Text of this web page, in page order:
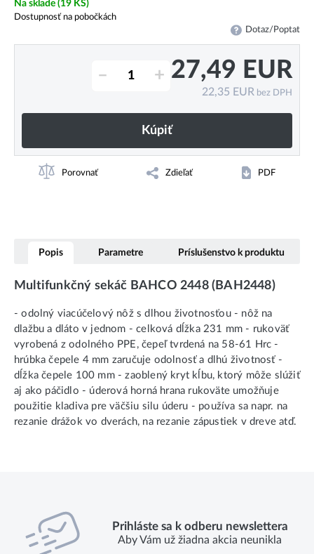
Na sklade (19 KS)
Dostupnosť na pobočkách
Dotaz/Poptat
– + 27,49 EUR
22,35 EUR bez DPH
Kúpiť
Porovnať Zdieľať PDF
Popis Parametre Príslušenstvo k produktu
Multifunkčný sekáč BAHCO 2448 (BAH2448)
- odolný viacúčelový nôž s dlhou životnosťou - nôž na
dlažbu a dláto v jednom - celková dĺžka 231 mm - rukoväť
vyrobená z odolného PPE, čepeľ tvrdená na 58-61 Hrc -
hrúbka čepele 4 mm zaručuje odolnosť a dlhú životnosť -
dĺžka čepele 100 mm - zaoblený kryt kĺbu, ktorý môže slúžiť
aj ako páčidlo - úderová horná hrana rukoväte umožňuje
použitie kladiva pre väčšiu silu úderu - používa sa napr. na
rezanie drážok vo dverách, na rezanie zápustiek v dreve atď.
Prihláste sa k odberu newslettera
Aby Vám už žiadna akcia neunikla